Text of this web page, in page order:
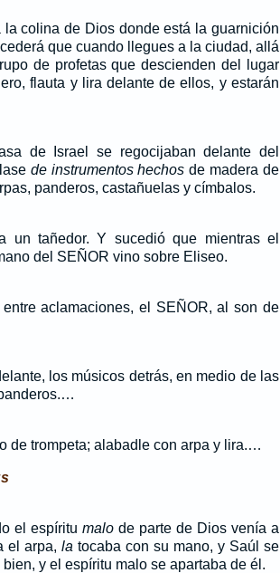
la colina de Dios donde está la guarnición
que cuando llegues a la ciudad, allá
de profetas que descienden del lugar
flauta y lira delante de ellos, y estarán
de Israel se regocijaban delante del
de instrumentos hechos de madera de
panderos, castañuelas y címbalos.
un tañedor. Y sucedió que mientras el
del SEÑOR vino sobre Eliseo.
aclamaciones, el SEÑOR, al son de
los músicos detrás, en medio de las
de trompeta; alabadle con arpa y lira.…
el espíritu malode parte de Dios venía a
el arpa, la tocaba con su mano, y Saúl se
y el espíritu malo se apartaba de él.